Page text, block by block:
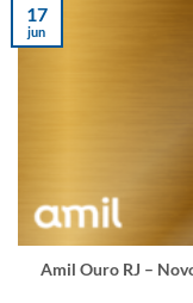
Amil Ouro RJ –
17
jun